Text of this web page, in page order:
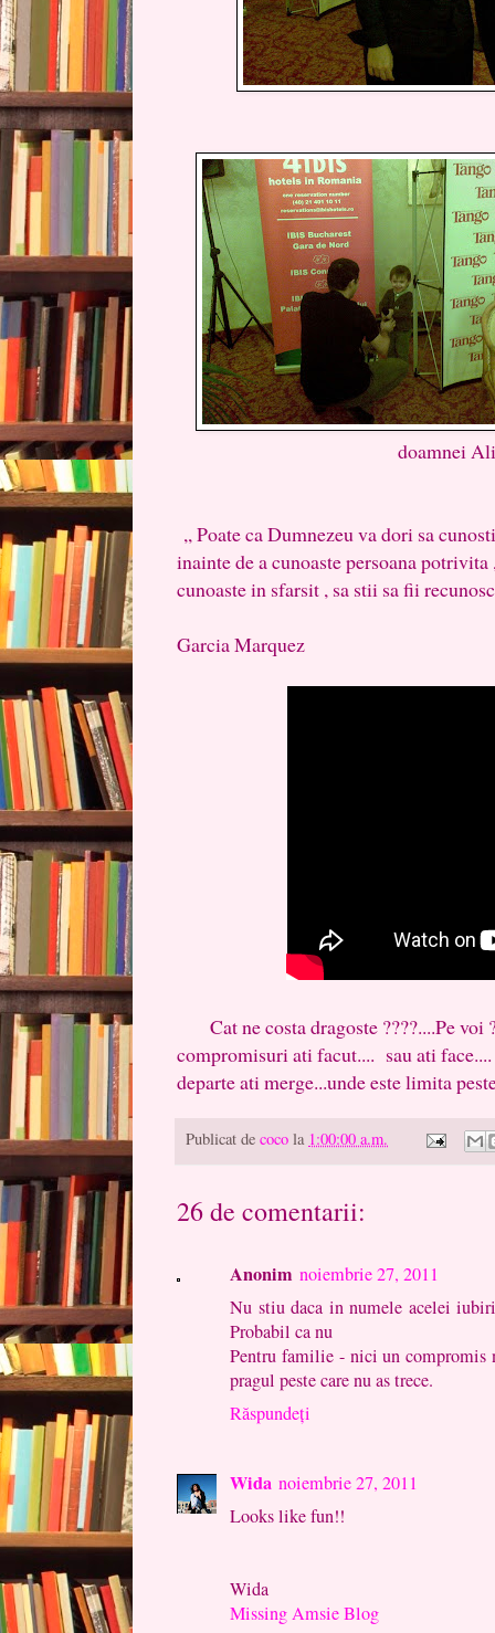
doamnei
,, Poate ca Dumnezeu va dori sa
inainte de a cunoaste persoana
cunoaste in sfarsit , sa stii sa fii
Garcia Marquez
Cat ne costa dragoste ????....Pe voi
compromisuri ati facut.... sau ati
departe ati merge...unde este limita
Publicat de coco la 1:00:00 a.m.
26 de comentarii:
Anonim noiembrie 27, 2011
Nu stiu daca in numele acelei
Probabil ca nu
Pentru familie - nici un compromis
pragul peste care nu as trece.
Răspundeți
Wida noiembrie 27, 2011
Looks like fun!!
Wida
Missing Amsie Blog